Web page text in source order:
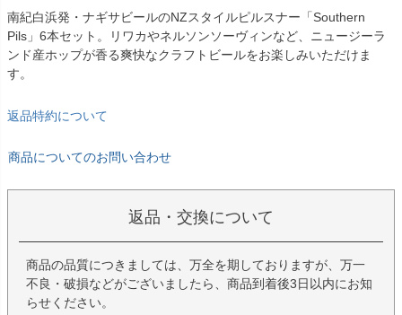
南紀白浜発・ナギサビールのNZスタイルピルスナー「Southern
Pils」6本セット。リワカやネルソンソーヴィンなど、ニュージーラ
ンド産ホップが香る爽快なクラフトビールをお楽しみいただけま
す。
返品特約について
商品についてのお問い合わせ
返品・交換について
商品の品質につきましては、万全を期しておりますが、万一
不良・破損などがございましたら、商品到着後3日以内にお知
らせください。